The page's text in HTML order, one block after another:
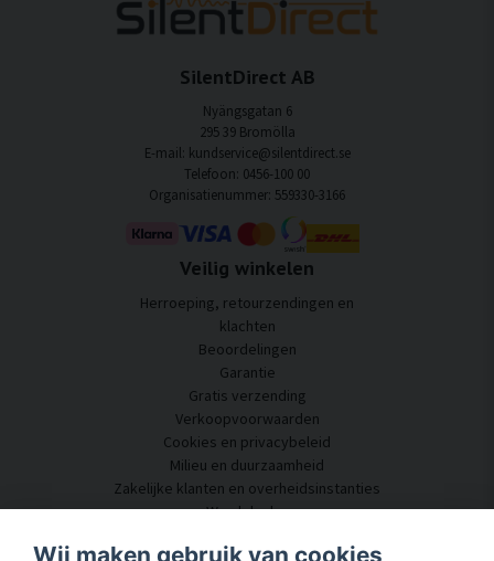
SilentDirect AB
Nyängsgatan 6
295 39 Bromölla
E-mail: kundservice@silentdirect.se
Telefoon: 0456-100 00
Organisatienummer: 559330-3166
Veilig winkelen
Herroeping, retourzendingen en
klachten
Beoordelingen
Garantie
Gratis verzending
Verkoopvoorwaarden
Cookies en privacybeleid
Milieu en duurzaamheid
Zakelijke klanten en overheidsinstanties
Word dealer
Wij maken gebruik van cookies